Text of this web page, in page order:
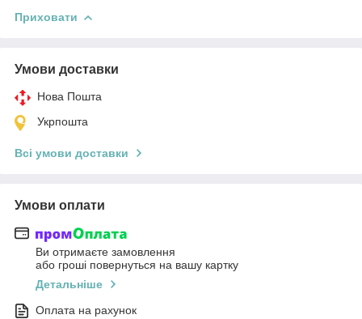
Приховати
Умови доставки
Нова Пошта
Укрпошта
Всі умови доставки
Умови оплати
Ви отримаєте замовлення
або гроші повернуться на вашу картку
Детальніше
Оплата на рахунок